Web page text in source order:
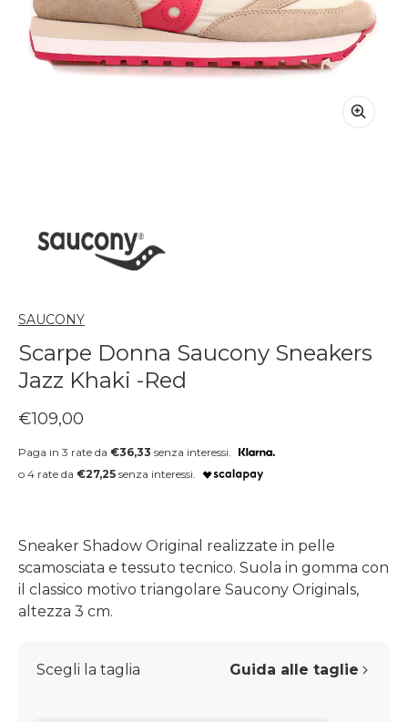
SAUCONY
Scarpe Donna Saucony Sneakers
Jazz Khaki -Red
Prezzo regolare
€109,00
Paga in 3 rate da €36,33 senza interessi.
o 4 rate da €27,25 senza interessi.
Sneaker Shadow Original realizzate in pelle
scamosciata e tessuto tecnico. Suola in gomma con
il classico motivo triangolare Saucony Originals,
altezza 3 cm.
Scegli la taglia Guida alle taglie